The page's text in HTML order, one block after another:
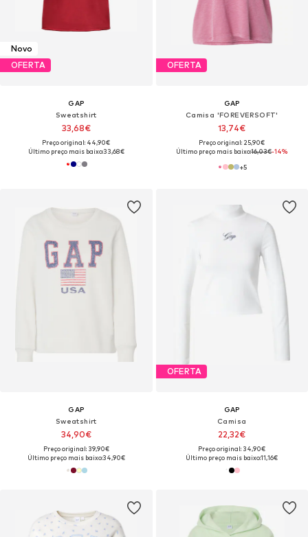
Novo
OFERTA
GAP
Sweatshirt
33,68€
Preço original: 44,90€
Último preço mais baixo:33,68€
OFERTA
GAP
Camisa 'FOREVERSOFT'
13,74€
Preço original: 25,90€
Último preço mais baixo:16,03€-14%
+5
GAP
Sweatshirt
34,90€
Preço original: 39,90€
Último preço mais baixo:34,90€
OFERTA
GAP
Camisa
22,32€
Preço original: 34,90€
Último preço mais baixo:11,16€